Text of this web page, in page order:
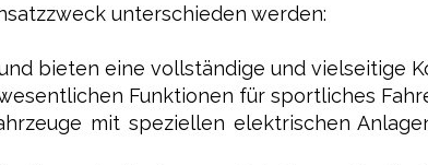
unterschieden werden:
bieten eine vollständige und vielseitige
Funktionen für sportliches
mit speziellen elektrischen